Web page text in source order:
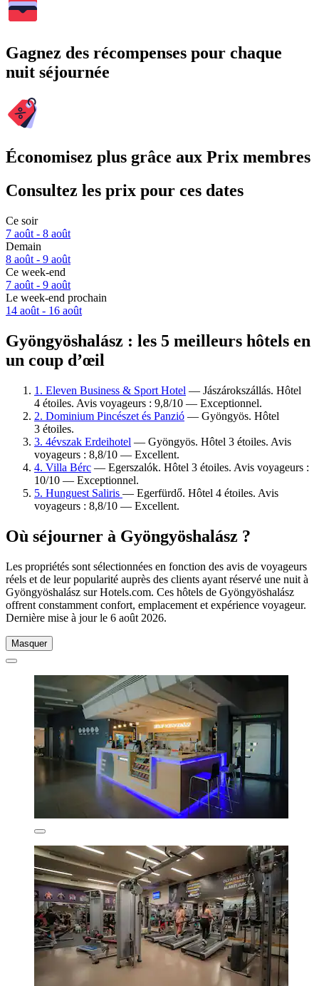
Gagnez des récompenses pour chaque
nuit séjournée
Économisez plus grâce aux Prix membres
Consultez les prix pour ces dates
Ce soir
7 août - 8 août
Demain
8 août - 9 août
Ce week-end
7 août - 9 août
Le week-end prochain
14 août - 16 août
Gyöngyöshalász : les 5 meilleurs hôtels en
un coup d’œil
1. Eleven Business & Sport Hotel — Jászárokszállás. Hôtel
4 étoiles. Avis voyageurs : 9,8/10 — Exceptionnel.
2. Dominium Pincészet és Panzió — Gyöngyös. Hôtel
3 étoiles.
3. 4évszak Erdeihotel — Gyöngyös. Hôtel 3 étoiles. Avis
voyageurs : 8,8/10 — Excellent.
4. Villa Bérc — Egerszalók. Hôtel 3 étoiles. Avis voyageurs :
10/10 — Exceptionnel.
5. Hunguest Saliris — Egerfürdő. Hôtel 4 étoiles. Avis
voyageurs : 8,8/10 — Excellent.
Où séjourner à Gyöngyöshalász ?
Les propriétés sont sélectionnées en fonction des avis de voyageurs
réels et de leur popularité auprès des clients ayant réservé une nuit à
Gyöngyöshalász sur Hotels.com. Ces hôtels de Gyöngyöshalász
offrent constamment confort, emplacement et expérience voyageur.
Dernière mise à jour le 6 août 2026.
Masquer